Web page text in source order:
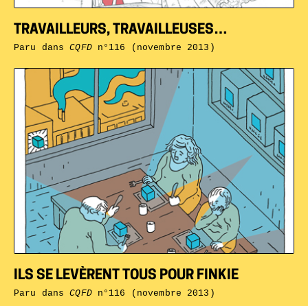
ILS SE LEVÈRENT TOUS POUR FINKIE
Paru dansCQFDn°116 (novembre 2013)
TRAVAILLEURS, TRAVAILLEUSES…
Paru dansCQFDn°116 (novembre 2013)